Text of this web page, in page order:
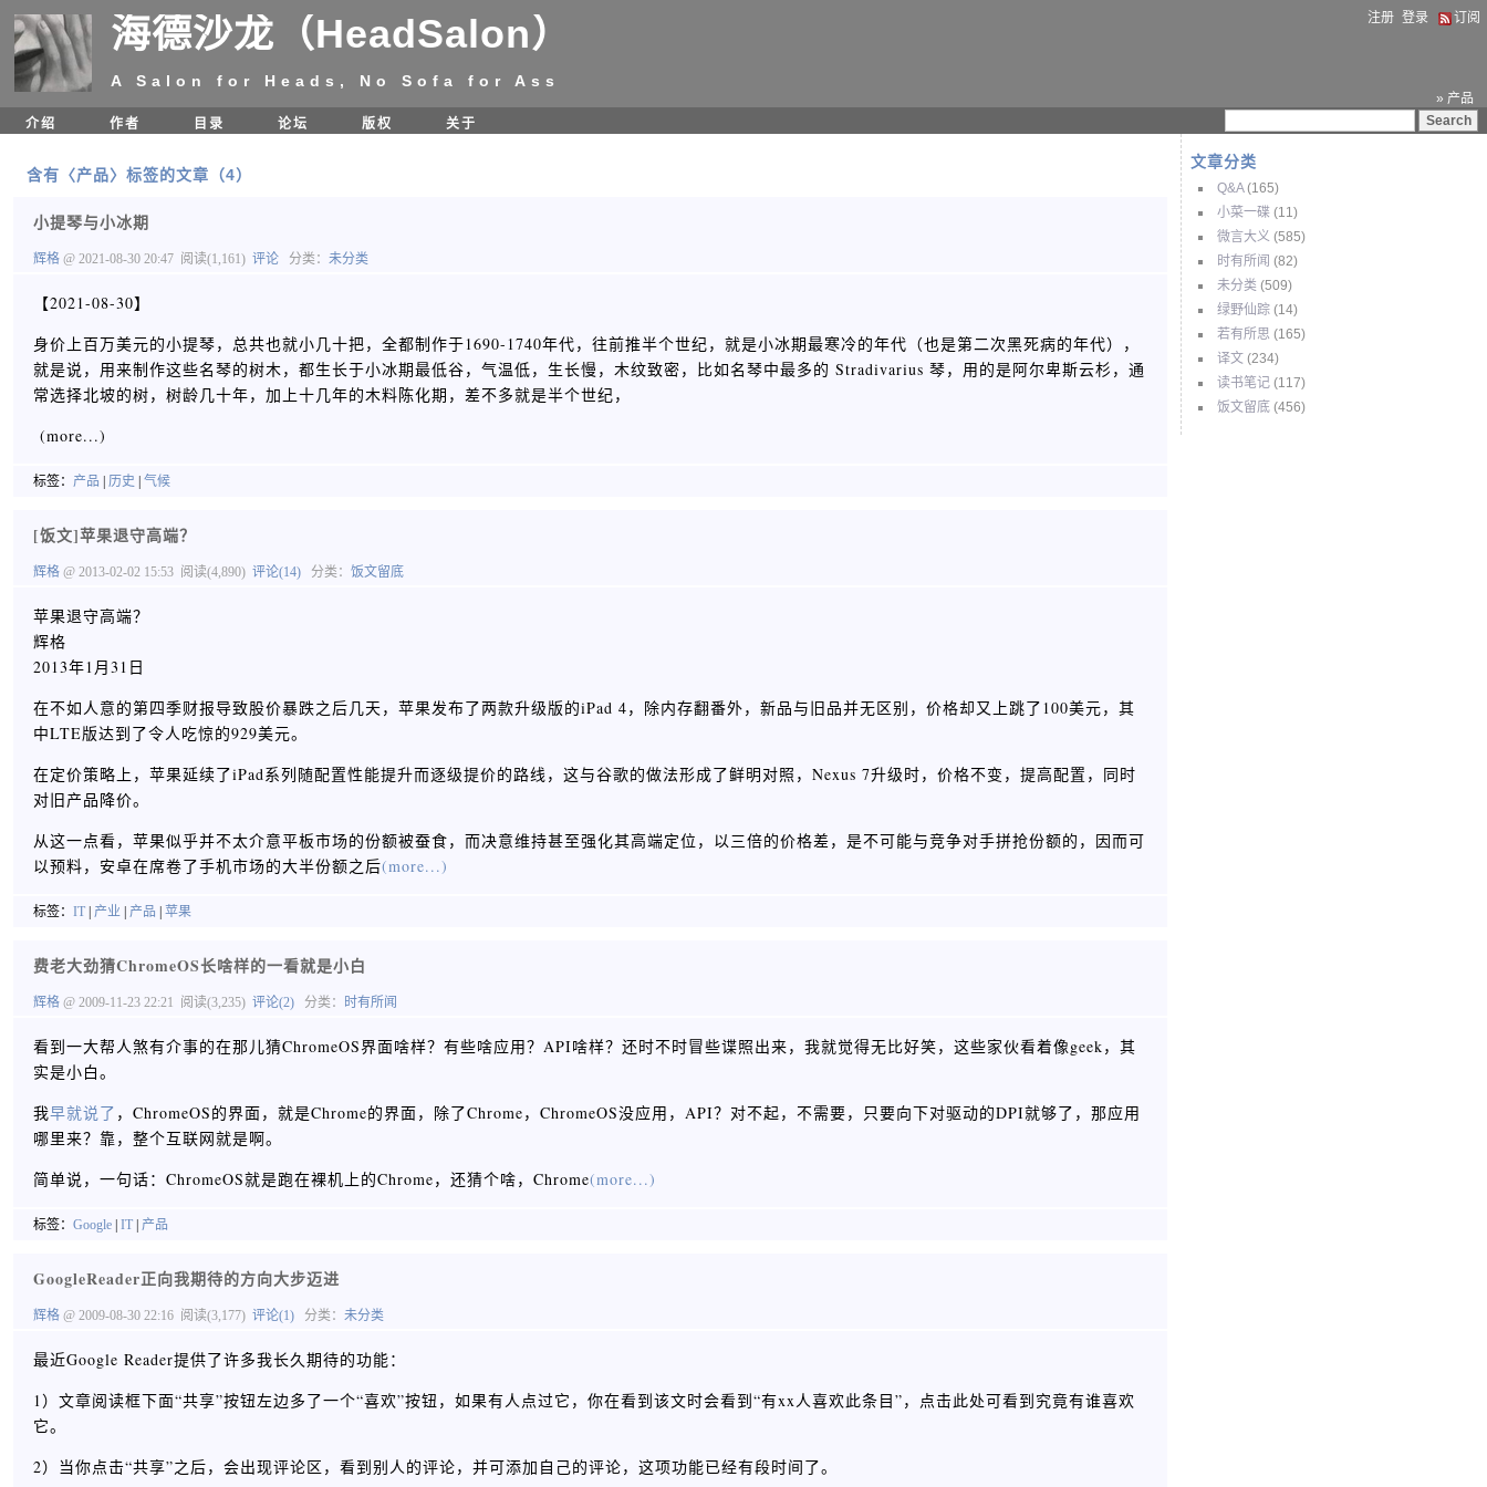
海德沙龙（HeadSalon）
A Salon for Heads, No Sofa for Ass
注册 登录 订阅
» 产品
介绍
作者 目录 论坛 版权 关于
文章分类
Q&A(165)
小菜一碟 (11)
微言大义 (585)
时有所闻 (82)
未分类 (509)
绿野仙踪 (14)
若有所思 (165)
译文 (234)
读书笔记 (117)
饭文留底 (456)
含有〈产品〉标签的文章（4）
小提琴与小冰期
辉格 @ 2021-08-30 20:47 阅读(1,161) 评论 分类： 未分类
【2021-08-30】
身价上百万美元的小提琴，总共也就小几十把，全都制作于1690-1740年代，往前推半个世纪，就是小冰期最寒冷的年代（也是第二次黑死病的年代），
就是说，用来制作这些名琴的树木，都生长于小冰期最低谷，气温低，生长慢，木纹致密，比如名琴中最多的 Stradivarius 琴，用的是阿尔卑斯云杉，通
常选择北坡的树，树龄几十年，加上十几年的木料陈化期，差不多就是半个世纪，
(more...)
标签： 产品 历史 气候
[饭文]苹果退守高端？
辉格 @ 2013-02-02 15:53 阅读(4,890) 评论(14) 分类： 饭文留底
苹果退守高端？
辉格
2013年1月31日
在不如人意的第四季财报导致股价暴跌之后几天，苹果发布了两款升级版的iPad 4，除内存翻番外，新品与旧品并无区别，价格却又上跳了100美元，其
中LTE版达到了令人吃惊的929美元。
在定价策略上，苹果延续了iPad系列随配置性能提升而逐级提价的路线，这与谷歌的做法形成了鲜明对照，Nexus 7升级时，价格不变，提高配置，同时
对旧产品降价。
从这一点看，苹果似乎并不太介意平板市场的份额被蚕食，而决意维持甚至强化其高端定位，以三倍的价格差，是不可能与竞争对手拼抢份额的，因而可
以预料，安卓在席卷了手机市场的大半份额之后(more...)
标签： IT 产业 产品 苹果
费老大劲猜ChromeOS长啥样的一看就是小白
辉格 @ 2009-11-23 22:21 阅读(3,235) 评论(2) 分类： 时有所闻
看到一大帮人煞有介事的在那儿猜ChromeOS界面啥样？有些啥应用？API啥样？还时不时冒些谍照出来，我就觉得无比好笑，这些家伙看着像geek，其
实是小白。
我早就说了 ，ChromeOS的界面，就是Chrome的界面，除了Chrome，ChromeOS没应用，API？对不起，不需要，只要向下对驱动的DPI就够了，那应用
哪里来？靠，整个互联网就是啊。
简单说，一句话：ChromeOS就是跑在裸机上的Chrome，还猜个啥，Chrome(more...)
标签： Google IT 产品
GoogleReader正向我期待的方向大步迈进
辉格 @ 2009-08-30 22:16 阅读(3,177) 评论(1) 分类： 未分类
最近Google Reader提供了许多我长久期待的功能：
1）文章阅读框下面“共享”按钮左边多了一个“喜欢”按钮，如果有人点过它，你在看到该文时会看到“有xx人喜欢此条目”，点击此处可看到究竟有谁喜欢
它。
2）当你点击“共享”之后，会出现评论区，看到别人的评论，并可添加自己的评论，这项功能已经有段时间了。